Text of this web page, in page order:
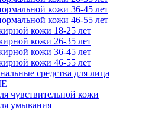
кожи 36-45 лет
кожи 46-55 лет
кожи 18-25 лет
кожи 26-35 лет
кожи 36-45 лет
кожи 46-55 лет
средства для лица
чувствительной кожи
умывания